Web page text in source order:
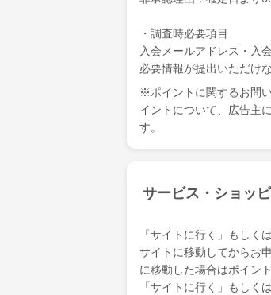
・調査時必要項目
入会メールアドレス・入
必要情報が提出いただけ
※ポイントに関するお問い
イントについて、広告主
す。
サービス・ショッ
「サイトに行く」もしく
サイトに移動してからお
に移動した場合はポイン
「サイトに行く」もしく